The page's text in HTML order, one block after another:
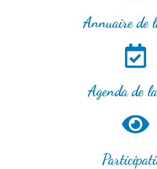
Annuaire de
Agenda de